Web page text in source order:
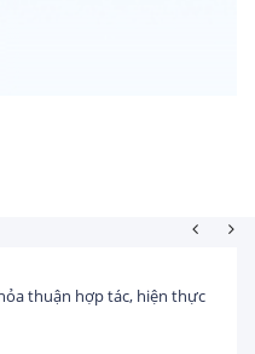
hợp tác, hiện thực